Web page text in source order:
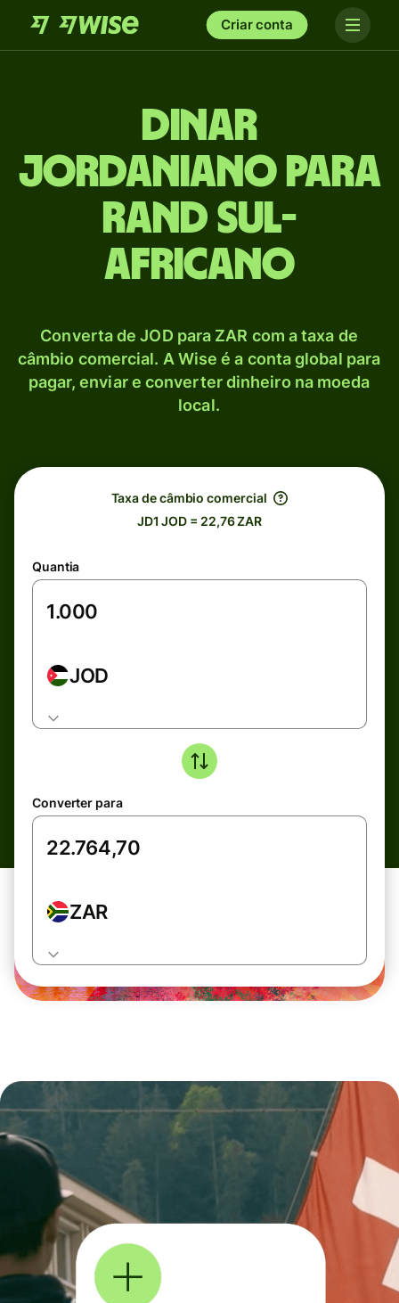
Criar conta
Dinar
jordaniano para
Rand sul-
africano
Converta de JOD para ZAR com a taxa de
câmbio comercial. A Wise é a conta global para
pagar, enviar e converter dinheiro na moeda
local.
Taxa de câmbio comercial
JD1 JOD = 22,76 ZAR
Quantia
JOD
Converter para
ZAR